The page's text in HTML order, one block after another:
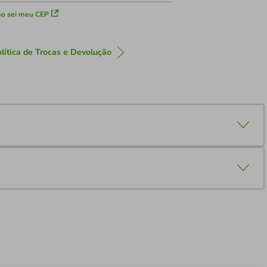
sei meu CEP
de Trocas e Devolução